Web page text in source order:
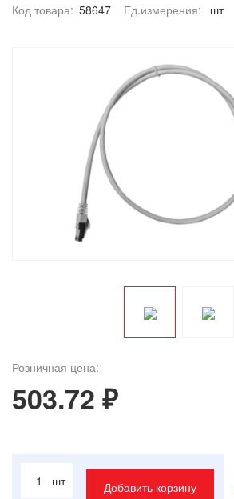
Код товара: 58647 Ед.измерения: шт
Розничная цена:
503.72 ₽
шт Добавить корзину